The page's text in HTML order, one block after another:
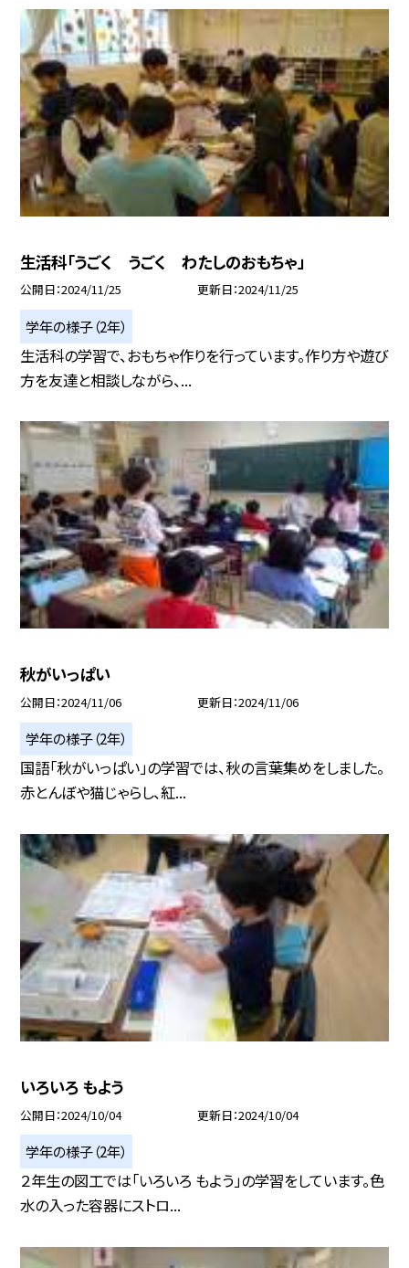
生活科「うごく うごく わたしのおもちゃ」
公開日 2024/11/25 更新日 2024/11/25
学年の様子（2年）
生活科の学習で、おもちゃ作りを行っています。作り方や遊び
方を友達と相談しながら、...
秋がいっぱい
公開日 2024/11/06 更新日 2024/11/06
学年の様子（2年）
国語「秋がいっぱい」の学習では、秋の言葉集めをしました。
赤とんぼや猫じゃらし、紅...
いろいろ もよう
公開日 2024/10/04 更新日 2024/10/04
学年の様子（2年）
２年生の図工では「いろいろ もよう」の学習をしています。色
水の入った容器にストロ...